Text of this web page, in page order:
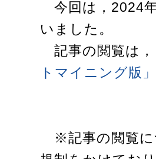
今回は，2024
いました。
記事の閲覧は，
トマイニング版」
※記事の閲覧に